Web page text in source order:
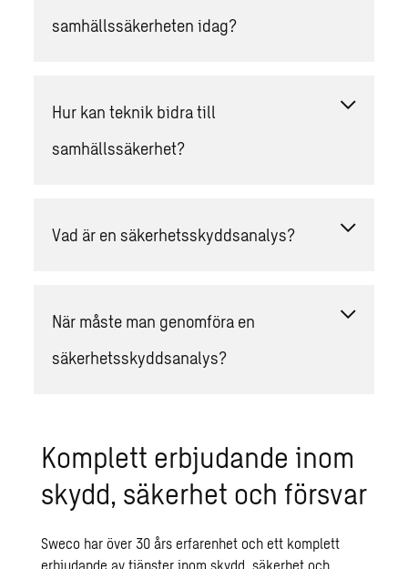
samhällssäkerheten idag?
Hur kan teknik bidra till
samhällssäkerhet?
Vad är en säkerhetsskyddsanalys?
När måste man genomföra en
säkerhetsskyddsanalys?
Komplett erbjudande inom
skydd, säkerhet och försvar
Sweco har över 30 års erfarenhet och ett komplett
erbjudande av tjänster inom skydd, säkerhet och